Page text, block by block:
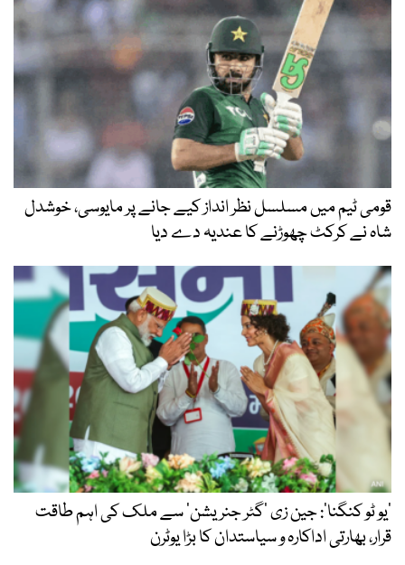
قومی ٹیم میں مسلسل نظر انداز کیے جانے پر مایوسی، خوشدل
شاہ نے کرکٹ چھوڑنے کا عندیہ دے دیا
’یو ٹو کنگنا‘: جین زی ’گٹر جنریشن‘ سے ملک کی اہم طاقت
قرار، بھارتی اداکارہ و سیاستدان کا بڑا یوٹرن